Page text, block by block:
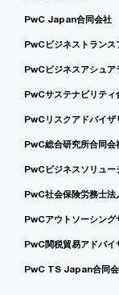
PwC Japan合同会社
PwCビジネストランス
PwCビジネスアシュア
PwCサステナビリティ
PwCリスクアドバイザ
PwC総合研究所合同会
PwCビジネスソリュー
PwC社会保険労務士法
PwCアウトソーシング
PwC関税貿易アドバイ
PwC TS Japan合同